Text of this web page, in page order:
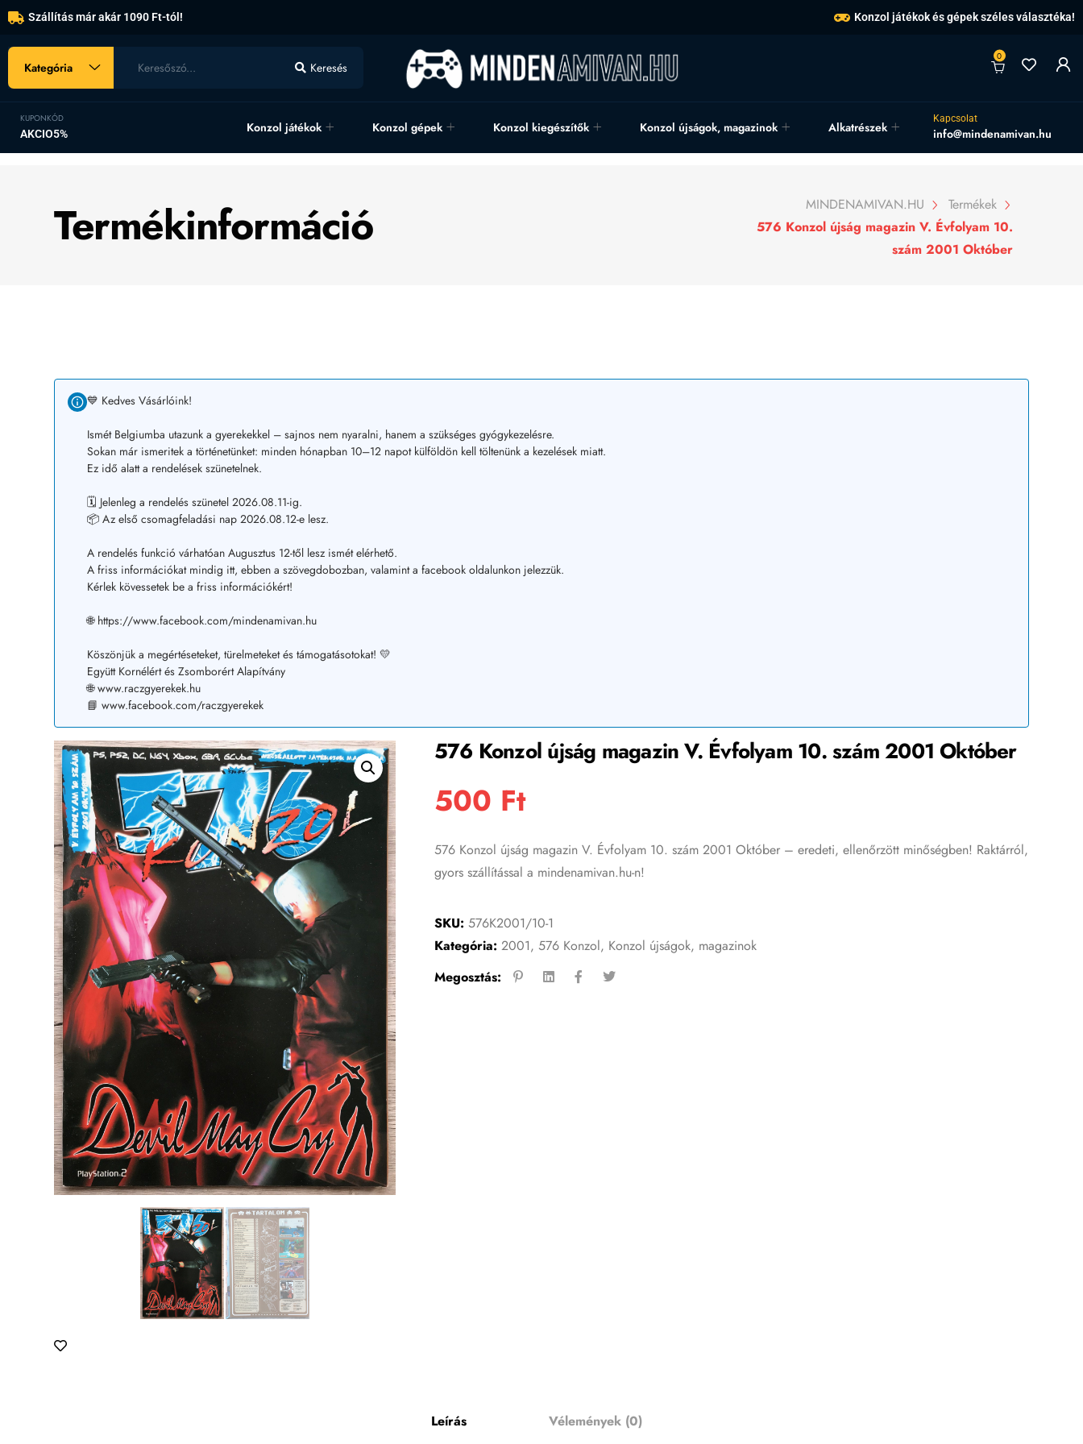
Szállítás már akár 1090 Ft-tól! Konzol játékok és gépek széles választéka!
Kategória Keresés
0
KUPONKÓD
AKCIO5% Konzol játékok Konzol gépek Konzol kiegészítők Konzol újságok, magazinok Alkatrészek
Kapcsolat
info@mindenamivan.hu
Termékinformáció MINDENAMIVAN.HU
Termékek
576 Konzol újság magazin V. Évfolyam 10.
szám 2001 Október
💙 Kedves Vásárlóink!
Ismét Belgiumba utazunk a gyerekekkel – sajnos nem nyaralni, hanem a szükséges gyógykezelésre.
Sokan már ismeritek a történetünket: minden hónapban 10–12 napot külföldön kell töltenünk a kezelések miatt.
Ez idő alatt a rendelések szünetelnek.
🗓️ Jelenleg a rendelés szünetel 2026.08.11-ig.
📦 Az első csomagfeladási nap 2026.08.12-e lesz.
A rendelés funkció várhatóan Augusztus 12-től lesz ismét elérhető.
A friss információkat mindig itt, ebben a szövegdobozban, valamint a facebook oldalunkon jelezzük.
Kérlek kövessetek be a friss információkért!
🌐 https://www.facebook.com/mindenamivan.hu
Köszönjük a megértéseteket, türelmeteket és támogatásotokat! 💛
Együtt Kornélért és Zsomborért Alapítvány
🌐 www.raczgyerekek.hu
📘 www.facebook.com/raczgyerekek
576 Konzol újság magazin V. Évfolyam 10. szám 2001 Október
500 Ft
576 Konzol újság magazin V. Évfolyam 10. szám 2001 Október – eredeti, ellenőrzött minőségben! Raktárról,
gyors szállítással a mindenamivan.hu-n!
SKU: 576K2001/10-1
Kategória: 2001, 576 Konzol, Konzol újságok, magazinok
Megosztás:
Leírás Vélemények (0)